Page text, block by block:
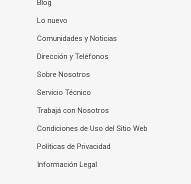
Blog
Lo nuevo
Comunidades y Noticias
Dirección y Teléfonos
Sobre Nosotros
Servicio Técnico
Trabajá con Nosotros
Condiciones de Uso del Sitio Web
Políticas de Privacidad
Información Legal